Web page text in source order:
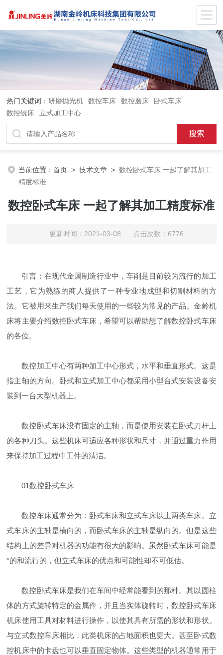
热门关键词：研磨抛光机 数控车床 数控磨床
卧式车床
数控铣床
立式加工中心
当前位置：首页 >技术文章 >数控卧式车床 一起了解其加工
精度标准
数控卧式车床 一起了解其加工精度标准
更新时间：2021-03-08 点击次数：6776
引言：在现代金属制造行业中，车削是目前较为流行的加工
工艺，它为熟练的商人提供了一种专业地成型和切割材料的方
法。它被用来生产我们每天使用的一些较为常见的产品。金岭机
床将主要介绍数控卧式车床，希望可以帮助想了解数控卧式车床
的各位。
数控加工中心有两种加工中心形式，水平和垂直形式。这是
指主轴的方向。卧式和立式加工中心都采用小型台式安装设备安
装到一台大型机器上。
数控卧式车床没有固定的主轴，而是使用安装在卧式刀杆上
的各种刀头。这些机床可适应各种形状和尺寸，并通过重力作用
来保持加工过程中工件的清洁。
01数控卧式车床
数控车床通常分为：卧式车床和立式车床以上两类车床。立
式车床的主轴是横向的，而卧式车床的主轴是纵向的。但是这些
结构上的差异对机器的功能有很大的影响。虽然卧式车床可能是
*的和流行的，但立式车床的优点和可能性却不可低估。
数控卧式车床是我们在车间中经常能看到的那种。其以圆柱
体的方式旋转特定的金属件，并且当实体旋转时，数控卧式车床
机床使用工具对材料进行操作，以使其具有所需的形状和形状。
与立式数控车床相比，此类机床的占地面积也更大。甚至卧式数
控机床中的卡盘也可以垂直固定物体。这些类型的机器通常用于